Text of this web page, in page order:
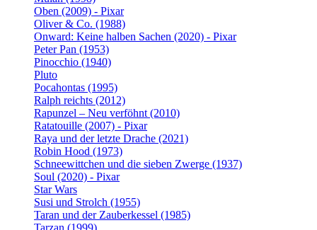
Oben (2009) - Pixar
Oliver & Co. (1988)
Onward: Keine halben Sachen (2020) - Pixar
Peter Pan (1953)
Pinocchio (1940)
Pluto
Pocahontas (1995)
Ralph reichts (2012)
Rapunzel – Neu verföhnt (2010)
Ratatouille (2007) - Pixar
Raya und der letzte Drache (2021)
Robin Hood (1973)
Schneewittchen und die sieben Zwerge (1937)
Soul (2020) - Pixar
Star Wars
Susi und Strolch (1955)
Taran und der Zauberkessel (1985)
Tarzan (1999)